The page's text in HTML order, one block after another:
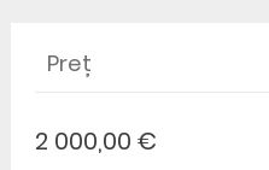
Preț
2 000,00 €